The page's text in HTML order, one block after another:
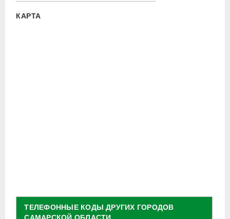
КАРТА
ТЕЛЕФОННЫЕ КОДЫ ДРУГИХ ГОРОДОВ